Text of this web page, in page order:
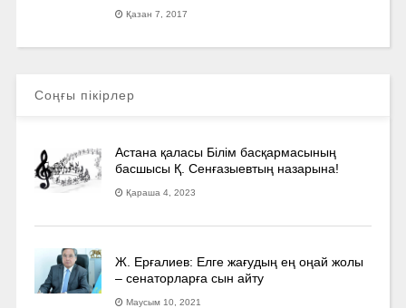
Қазан 7, 2017
Соңғы пікірлер
Астана қаласы Білім басқармасының
басшысы Қ. Сенғазыевтың назарына!
Қараша 4, 2023
Ж. Ерғалиев: Елге жағудың ең оңай жолы
– сенаторларға сын айту
Маусым 10, 2021